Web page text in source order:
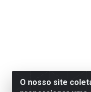
O nosso site